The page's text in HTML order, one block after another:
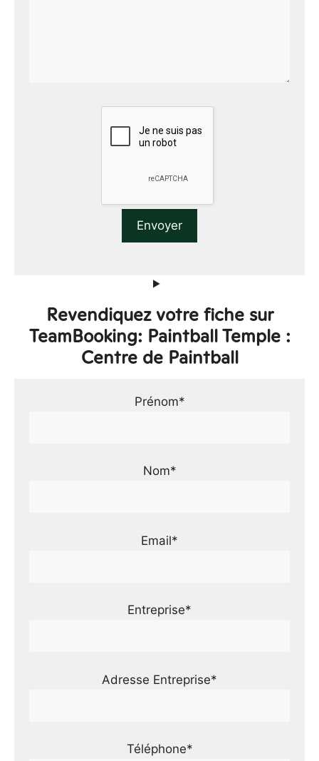
Revendiquez votre fiche sur
TeamBooking: Paintball Temple :
Centre de Paintball
Prénom*
Nom*
Email*
Entreprise*
Adresse Entreprise*
Téléphone*